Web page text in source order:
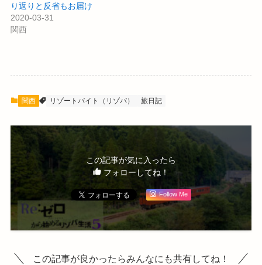
り返りと反省もお届け
2020-03-31
関西
関西 リゾートバイト（リゾバ） 旅日記
この記事が気に入ったら
フォローしてね！
Follow Me
この記事が良かったらみんなにも共有してね！